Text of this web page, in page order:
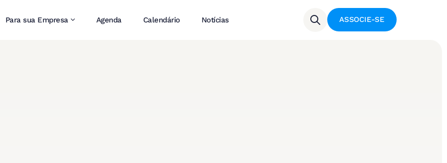
Para sua Empresa Agenda Calendário Notícias ASSOCIE-SE